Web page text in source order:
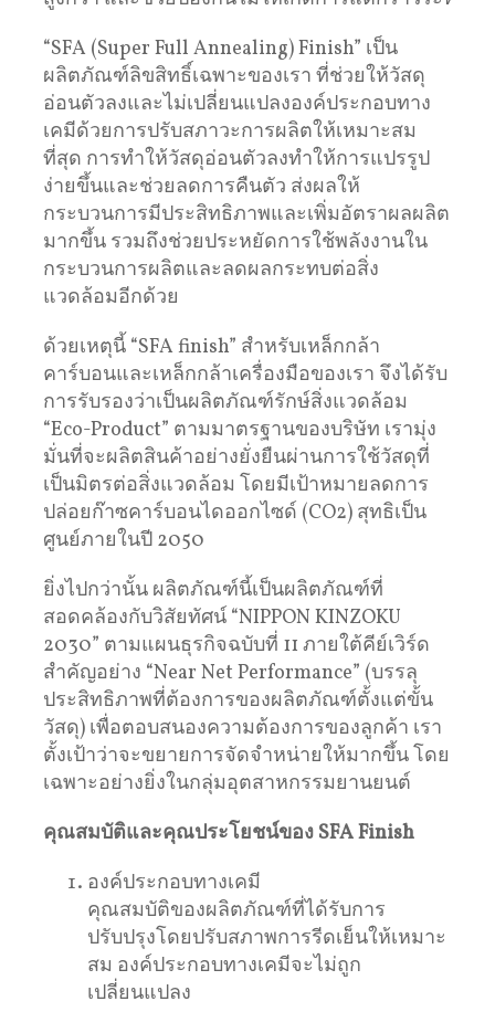
“SFA (Super Full Annealing) Finish” เป็น
ผลิตภัณฑ์ลิขสิทธิ์เฉพาะของเรา ที่ช่วยให้วัสดุ
อ่อนตัวลงและไม่เปลี่ยนแปลงองค์ประกอบทาง
เคมีด้วยการปรับสภาวะการผลิตให้เหมาะสม
ที่สุด การทำให้วัสดุอ่อนตัวลงทำให้การแปรรูป
ง่ายขึ้นและช่วยลดการคืนตัว ส่งผลให้
กระบวนการมีประสิทธิภาพและเพิ่มอัตราผลผลิต
มากขึ้น รวมถึงช่วยประหยัดการใช้พลังงานใน
กระบวนการผลิตและลดผลกระทบต่อสิ่ง
แวดล้อมอีกด้วย
ด้วยเหตุนี้ “SFA finish” สำหรับเหล็กกล้า
คาร์บอนและเหล็กกล้าเครื่องมือของเรา จึงได้รับ
การรับรองว่าเป็นผลิตภัณฑ์รักษ์สิ่งแวดล้อม
“Eco-Product” ตามมาตรฐานของบริษัท เรามุ่ง
มั่นที่จะผลิตสินค้าอย่างยั่งยืนผ่านการใช้วัสดุที่
เป็นมิตรต่อสิ่งแวดล้อม โดยมีเป้าหมายลดการ
ปล่อยก๊าซคาร์บอนไดออกไซด์ (CO2) สุทธิเป็น
ศูนย์ภายในปี 2050
ยิ่งไปกว่านั้น ผลิตภัณฑ์นี้เป็นผลิตภัณฑ์ที่
สอดคล้องกับวิสัยทัศน์ “NIPPON KINZOKU
2030” ตามแผนธุรกิจฉบับที่ 11 ภายใต้คีย์เวิร์ด
สำคัญอย่าง “Near Net Performance” (บรรลุ
ประสิทธิภาพที่ต้องการของผลิตภัณฑ์ตั้งแต่ขั้น
วัสดุ) เพื่อตอบสนองความต้องการของลูกค้า เรา
ตั้งเป้าว่าจะขยายการจัดจำหน่ายให้มากขึ้น โดย
เฉพาะอย่างยิ่งในกลุ่มอุตสาหกรรมยานยนต์
คุณสมบัติและคุณประโยชน์ของ SFA Finish
องค์ประกอบทางเคมี
คุณสมบัติของผลิตภัณฑ์ที่ได้รับการ
ปรับปรุงโดยปรับสภาพการรีดเย็นให้เหมาะ
สม องค์ประกอบทางเคมีจะไม่ถูก
เปลี่ยนแปลง